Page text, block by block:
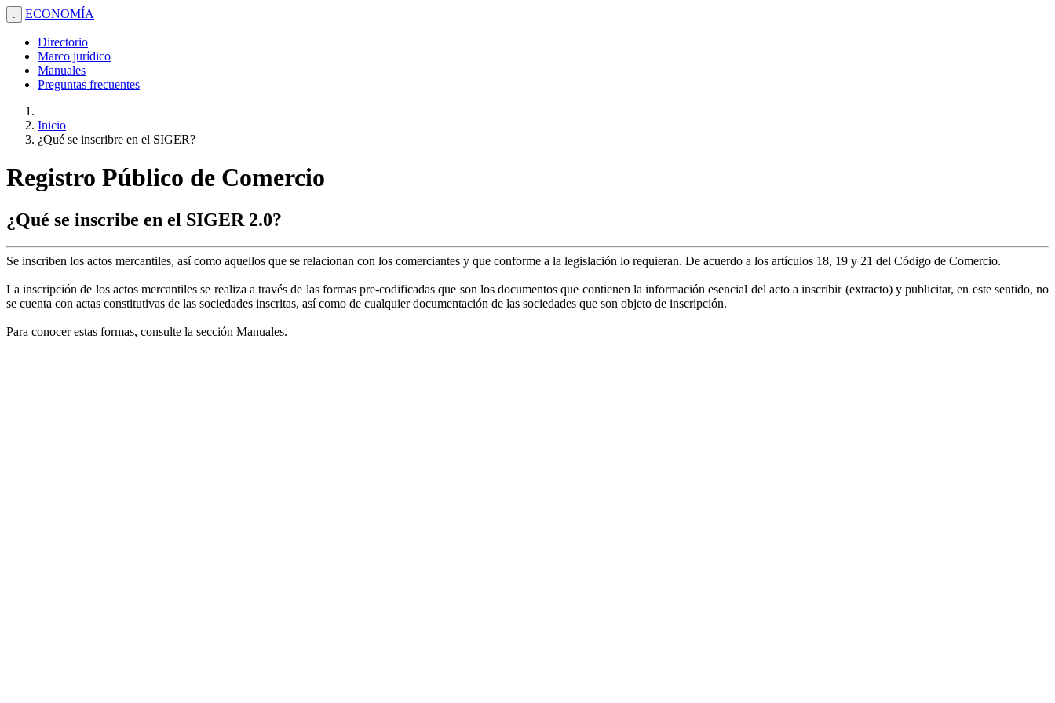
. ECONOMÍA
Directorio
Marco jurídico
Manuales
Preguntas frecuentes
Inicio
¿Qué se inscribre en el SIGER?
Registro Público de Comercio
¿Qué se inscribe en el SIGER 2.0?
Se inscriben los actos mercantiles, así como aquellos que se relacionan con los comerciantes y que conforme a la legislación lo requieran. De acuerdo a los artículos 18, 19 y 21 del Código de Comercio.
La inscripción de los actos mercantiles se realiza a través de las formas pre-codificadas que son los documentos que contienen la información esencial del acto a inscribir (extracto) y publicitar, en este sentido, no
se cuenta con actas constitutivas de las sociedades inscritas, así como de cualquier documentación de las sociedades que son objeto de inscripción.
Para conocer estas formas, consulte la sección Manuales.